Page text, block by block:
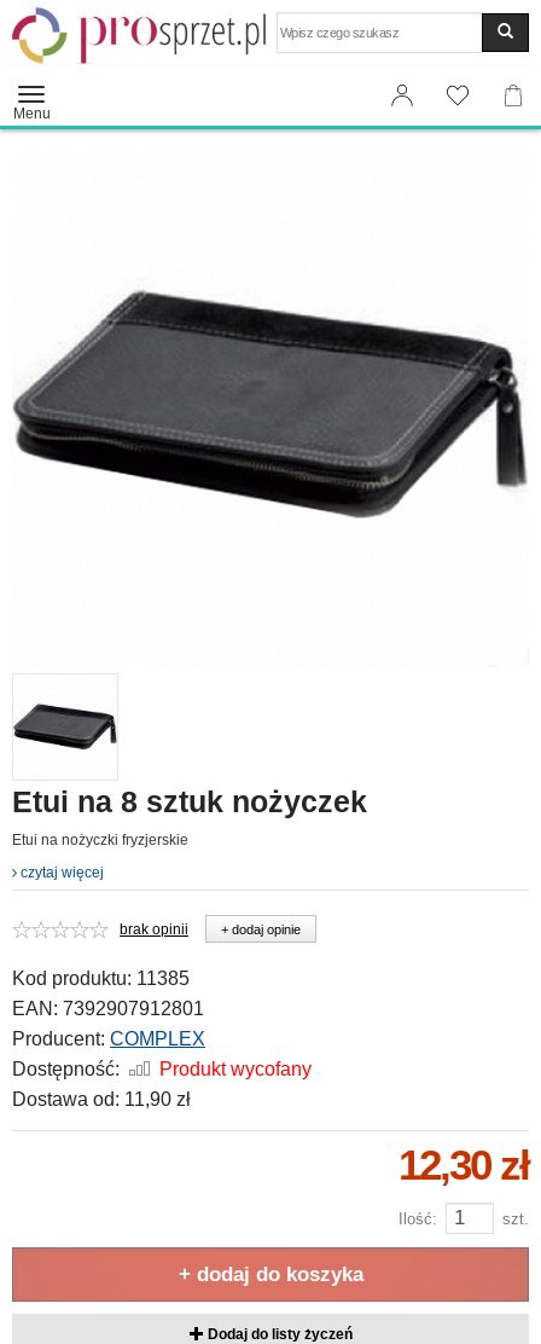
Menu
Etui na 8 sztuk nożyczek
Etui na nożyczki fryzjerskie
czytaj więcej
brak opinii + dodaj opinie
Kod produktu: 11385
EAN: 7392907912801
Producent: COMPLEX
Dostępność:
Produkt wycofany
Dostawa od: 11,90 zł
12,30 zł
Ilość: szt.
+ dodaj do koszyka
Dodaj do listy życzeń